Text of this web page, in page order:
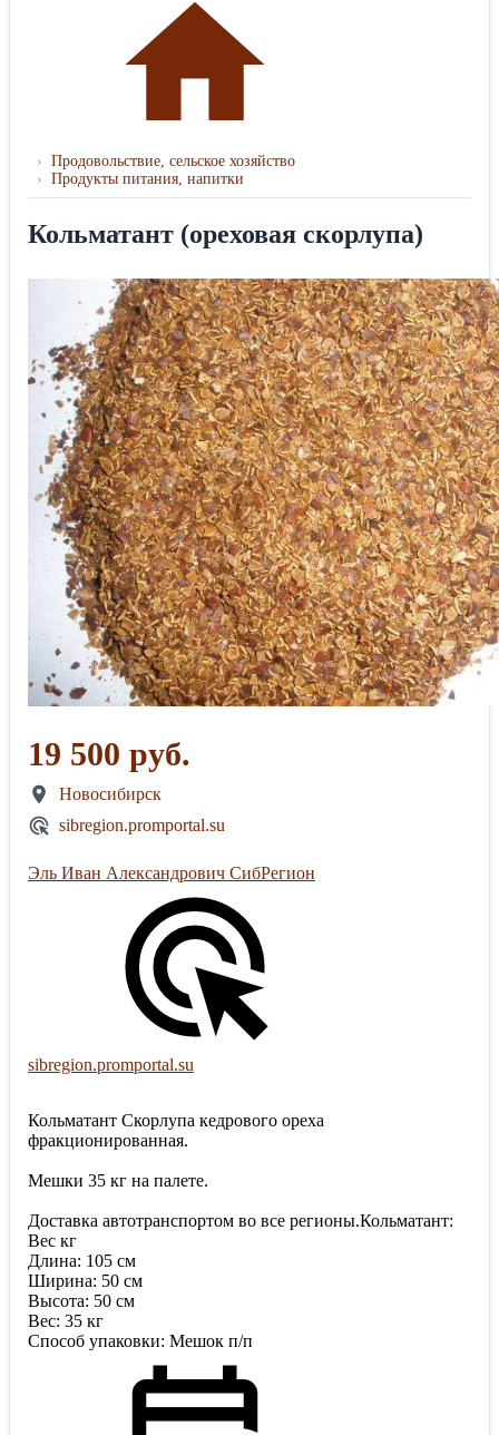
› Продовольствие, сельское хозяйство
› Продукты питания, напитки
Кольматант (ореховая скорлупа)
19 500 руб.
Новосибирск
sibregion.promportal.su
Эль Иван Александрович СибРегион
sibregion.promportal.su
Кольматант Скорлупа кедрового ореха
фракционированная.
Мешки 35 кг на палете.
Доставка автотранспортом во все регионы.Кольматант:
Вес кг
Длина: 105 см
Ширина: 50 см
Высота: 50 см
Вес: 35 кг
Способ упаковки: Мешок п/п